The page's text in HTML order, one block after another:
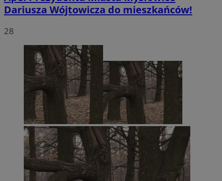
Dariusza Wójtowicza do mieszkańców!
28